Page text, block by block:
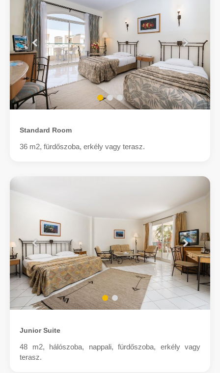
Standard Room
36 m2, fürdőszoba, erkély vagy terasz.
Junior Suite
48 m2, hálószoba, nappali, fürdőszoba, erkély vagy
terasz.